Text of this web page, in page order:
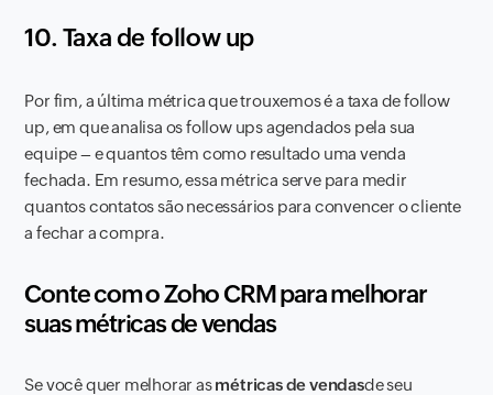
10. Taxa de follow up
Por fim, a última métrica que trouxemos é a taxa de follow
up, em que analisa os follow ups agendados pela sua
equipe – e quantos têm como resultado uma venda
fechada. Em resumo, essa métrica serve para medir
quantos contatos são necessários para convencer o cliente
a fechar a compra.
Conte com o Zoho CRM para melhorar
suas métricas de vendas
Se você quer melhorar asmétricas de vendasde seu